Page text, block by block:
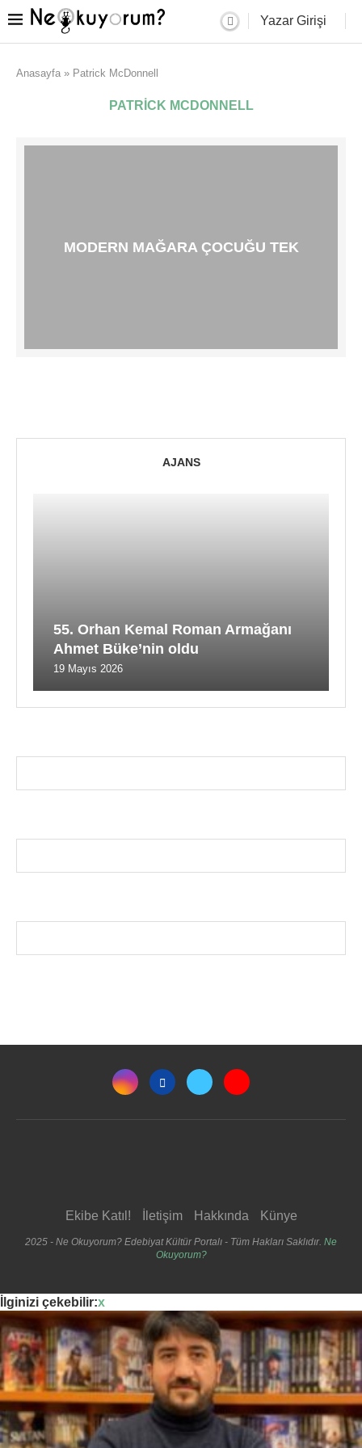
Yazar Girişi
Anasayfa » Patrick McDonnell
PATRICK MCDONNELL
MODERN MAĞARA ÇOCUĞU TEK
AJANS
55. Orhan Kemal Roman Armağanı
Ahmet Büke’nin oldu
19 Mayıs 2026
Ekibe Katıl! İletişim Hakkında Künye
2025 - Ne Okuyorum? Edebiyat Kültür Portalı - Tüm Hakları Saklıdır. Ne
Okuyorum?
İlginizi çekebilir:x